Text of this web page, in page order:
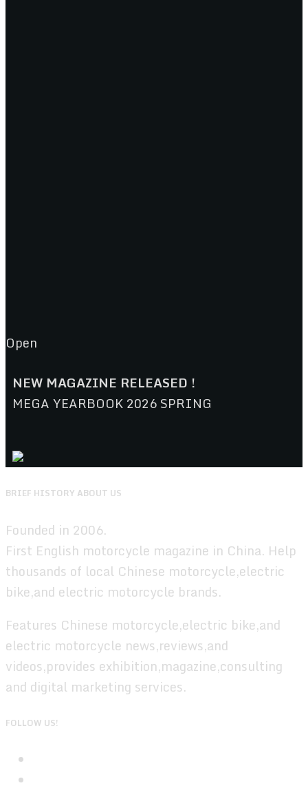
Open
NEW MAGAZINE RELEASED !
MEGA YEARBOOK 2026 SPRING
BRIEF HISTORY ABOUT US
Founded in 2006.
First English motorcycle magazine in China. Help
thousands of local Chinese motorcycle,electric
bike,and electric motorcycle brands.
Features Chinese motorcycle,electric bike,and
electric motorcycle news,reviews,and
videos,provides exhibition,magazine,consulting
and digital marketing services.
FOLLOW US!